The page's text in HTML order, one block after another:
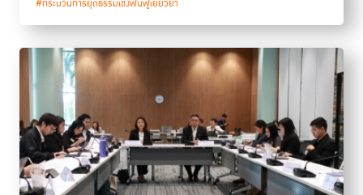
#กระบวนการยุติธรรมเชิงฟื้นฟูเยียวยา